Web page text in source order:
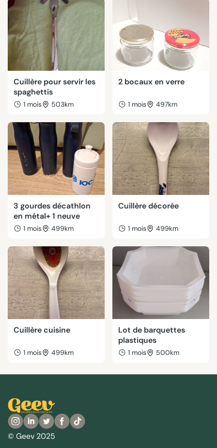
Cuillère pour servir les
spaghettis
1 mois 503km
2 bocaux en verre
1 mois 497km
3 gourdes décathlon
en métal+ 1 neuve
1 mois 499km
Cuillère décorée
1 mois 499km
Cuillère cuisine
1 mois 499km
Lot de barquettes
plastiques
1 mois 500km
© Geev 2025